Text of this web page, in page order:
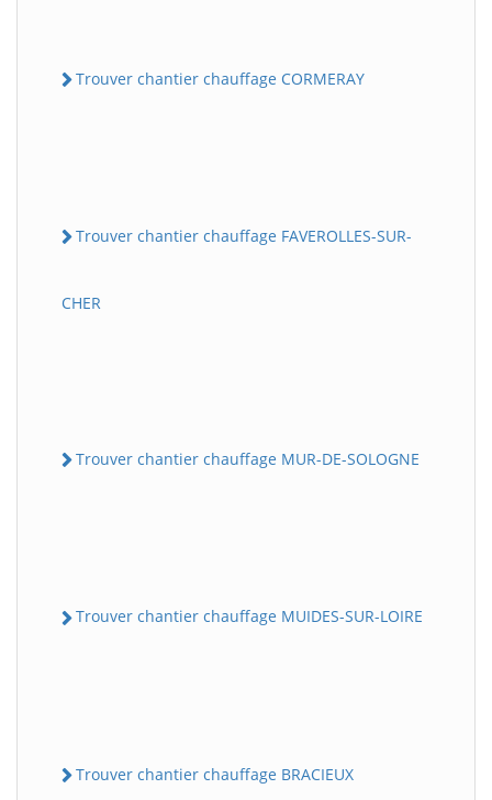
Trouver chantier chauffage CORMERAY
Trouver chantier chauffage FAVEROLLES-SUR-
CHER
Trouver chantier chauffage MUR-DE-SOLOGNE
Trouver chantier chauffage MUIDES-SUR-LOIRE
Trouver chantier chauffage BRACIEUX